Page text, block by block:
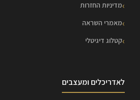
מדיניות החזרות
מאמרי השראה
קטלוג דיגיטלי
לאדריכלים ומעצבים